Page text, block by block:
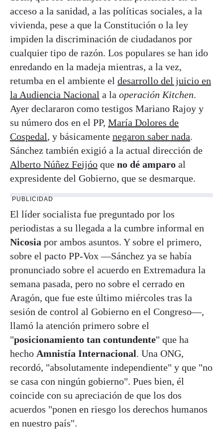
acceso a la sanidad, a las políticas sociales, a la
vivienda, pese a que la Constitución o la ley
impiden la discriminación de ciudadanos por
cualquier tipo de razón. Los populares se han ido
enredando en la madeja mientras, a la vez,
retumba en el ambiente el desarrollo del juicio en
la Audiencia Nacional a la operación Kitchen.
Ayer declararon como testigos Mariano Rajoy y
su número dos en el PP, María Dolores de
Cospedal, y básicamente negaron saber nada.
Sánchez también exigió a la actual dirección de
Alberto Núñez Feijóo que no dé amparo al
expresidente del Gobierno, que se desmarque.
PUBLICIDAD
El líder socialista fue preguntado por los
periodistas a su llegada a la cumbre informal en
Nicosia por ambos asuntos. Y sobre el primero,
sobre el pacto PP-Vox —Sánchez ya se había
pronunciado sobre el acuerdo en Extremadura la
semana pasada, pero no sobre el cerrado en
Aragón, que fue este último miércoles tras la
sesión de control al Gobierno en el Congreso—,
llamó la atención primero sobre el
"posicionamiento tan contundente" que ha
hecho Amnistía Internacional. Una ONG,
recordó, "absolutamente independiente" y que "no
se casa con ningún gobierno". Pues bien, él
coincide con su apreciación de que los dos
acuerdos "ponen en riesgo los derechos humanos
en nuestro país".